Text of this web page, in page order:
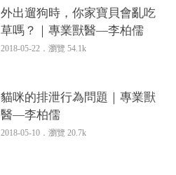
外出遛狗時，你家寶貝會亂吃
草嗎？｜專業獸醫—李柏儒
2018-05-22．瀏覽 54.1k
貓咪的排泄行為問題｜專業獸
醫—李柏儒
2018-05-10．瀏覽 20.7k